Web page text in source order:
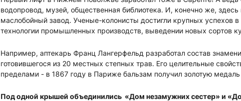
водопровод, музей, общественная библиотека. И, конечно же,
маслобойный завод. Ученые-колонисты достигли крупных успехов
технологии промышленных производств, выведении новых сортов
Например, аптекарь Франц Лангерфельд разработал состав
готовившегося из 20 местных степных трав. Его целительные
пределами - в 1867 году в Париже бальзам получил золотую
Под одной крышей объединились «Дом незамужних сестер» и